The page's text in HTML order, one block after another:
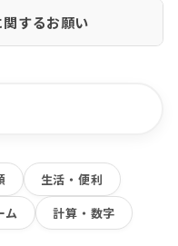
するお願い
生活・便利
ム 計算・数字